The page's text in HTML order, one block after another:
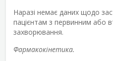
Наразі немає даних щодо
пацієнтам з первинним або
захворювання.
Фармакокінетика.